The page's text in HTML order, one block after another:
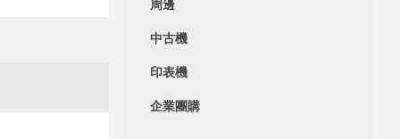
周邊
中古機
印表機
企業團購